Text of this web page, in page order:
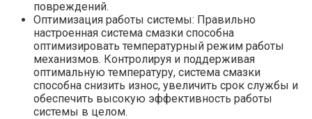
повреждений.
Оптимизация работы системы: Правильно
настроенная система смазки способна
оптимизировать температурный режим работы
механизмов. Контролируя и поддерживая
оптимальную температуру, система смазки
способна снизить износ, увеличить срок службы и
обеспечить высокую эффективность работы
системы в целом.